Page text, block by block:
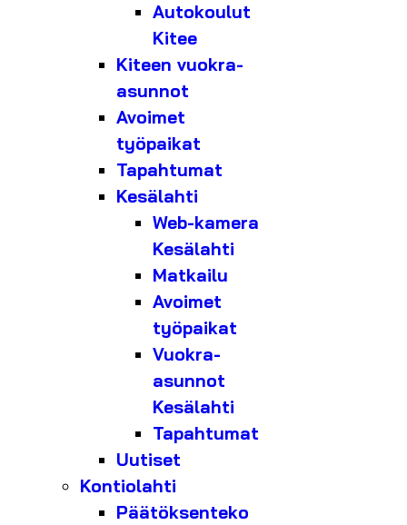
Autokoulut
Kitee
Kiteen vuokra-
asunnot
Avoimet
työpaikat
Tapahtumat
Kesälahti
Web-kamera
Kesälahti
Matkailu
Avoimet
työpaikat
Vuokra-
asunnot
Kesälahti
Tapahtumat
Uutiset
Kontiolahti
Päätöksenteko